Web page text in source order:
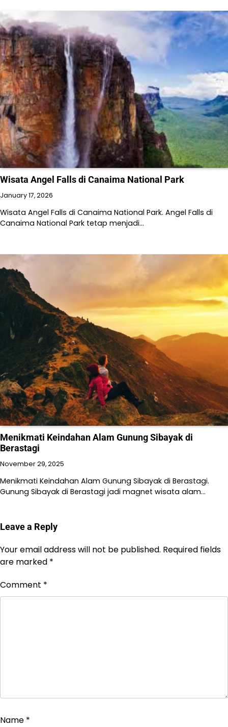
Wisata Angel Falls di Canaima National Park
January 17, 2026
Wisata Angel Falls di Canaima National Park. Angel Falls di
Canaima National Park tetap menjadi…
Menikmati Keindahan Alam Gunung Sibayak di
Berastagi
November 29, 2025
Menikmati Keindahan Alam Gunung Sibayak di Berastagi.
Gunung Sibayak di Berastagi jadi magnet wisata alam…
Leave a Reply
Your email address will not be published. Required fields
are marked *
Comment *
Name *